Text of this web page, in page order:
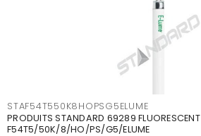
STAF54T550K8HOPSG5ELUME
PRODUITS STANDARD 69289 FLUORESCENT
F54T5/50K/8/HO/PS/G5/ELUME